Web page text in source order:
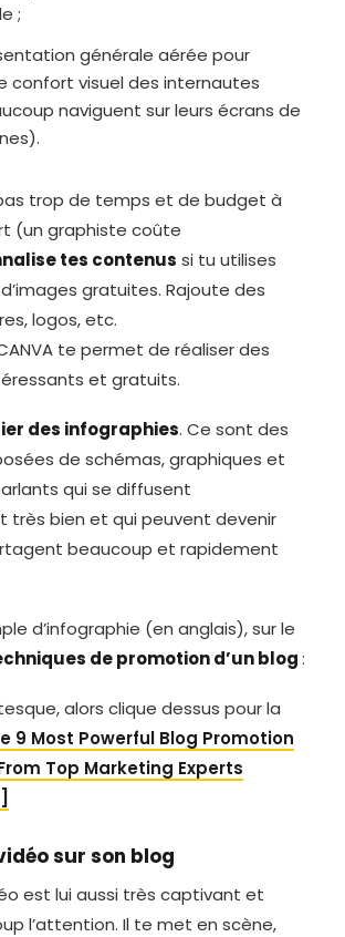
;
générale aérée pour
confort visuel des internautes
naviguent sur leurs écrans de
trop de temps et de budget à
(un graphiste coûte
tes contenus si tu utilises
gratuites. Rajoute des
logos, etc.
te permet de réaliser des
et gratuits.
des infographies. Ce sont des
de schémas, graphiques et
qui se diffusent
très bien et qui peuvent devenir
beaucoup et rapidement
d’infographie (en anglais), sur le
de promotion d’un blog:
alors clique dessus pour la
9 Most Powerful Blog Promotion
Top Marketing Experts
sur son blog
est lui aussi très captivant et
l’attention. Il te met en scène,